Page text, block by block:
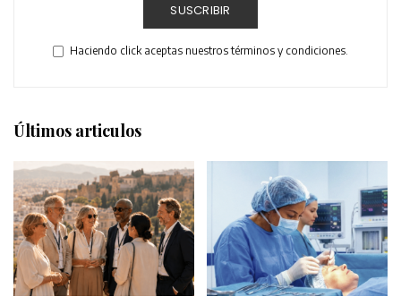
SUSCRIBIR
Haciendo click aceptas nuestros términos y condiciones.
Últimos articulos